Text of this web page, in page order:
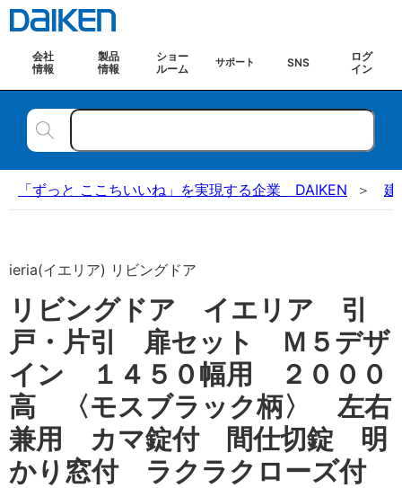
会社
情報
製品
情報
ショー
ルーム
サポート SNS
ログ
イン
「ずっと ここちいいね」を実現する企業 DAIKEN 建
ieria(イエリア) リビングドア
リビングドア イエリア 引
戸・片引 扉セット Ｍ５デザ
イン １４５０幅用 ２０００
高 〈モスブラック柄〉 左右
兼用 カマ錠付 間仕切錠 明
かり窓付 ラクラクローズ付